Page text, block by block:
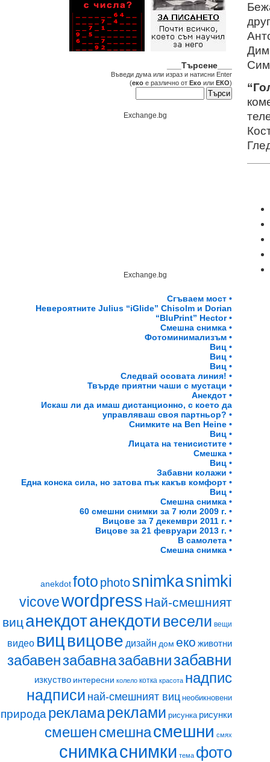
___Търсене___
Въведи дума или израз и натисни Enter
(еко е различно от Еко или ЕКО)
Exchange.bg
Exchange.bg
Сгъваем мост •
Невероятните Julius “iGlide” Chisolm и Dorian
“BluPrint” Hector •
Смешна снимка •
Фотоминимализъм •
Виц •
Виц •
Виц •
Следвай осовата линия! •
Твърде приятни чаши с мустаци •
Анекдот •
Искаш ли да имаш дистанционно, с което да
управляваш своя партньор? •
Снимките на Ben Heine •
Виц •
Лицата на тенисистите •
Смешка •
Виц •
Забавни колажи •
Една конска сила, но затова пък какъв комфорт •
Виц •
Смешна снимка •
60 смешни снимки за 7 юли 2009 г. •
Вицове за 7 декември 2011 г. •
Вицове за 21 февруари 2013 г. •
В самолета •
Смешна снимка •
anekdotfoto photosnimkasnimki
vicovewordpress Най-смешният
вицанекдотанекдоти весели вещи
видео вицвицове дизайн дом еко животни
забавензабавназабавнизабавни
изкуство интересни колело котка красота надпис
надписи най-смешният виц необикновени
природа рекламареклами рисунка рисунки
смешенсмешнасмешни смях
снимкаснимки тема фото